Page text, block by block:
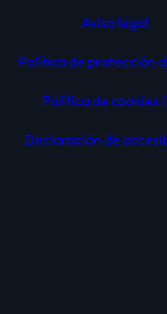
Aviso legal
Política de protección
Política de cookies
Declaración de